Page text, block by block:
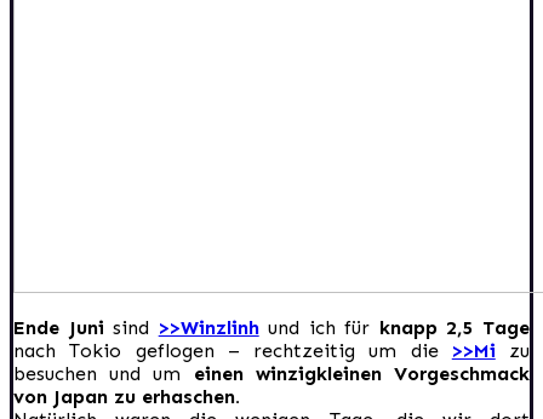
Ende Juni sind >>Winzlinhund ich für knapp 2,5 Tage
nach Tokio geflogen – rechtzeitig um die >>Mi zu
besuchen und um einen winzigkleinen Vorgeschmack
von Japan zu erhaschen.